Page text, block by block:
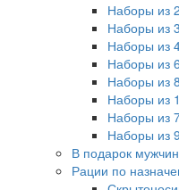
Наборы из
Наборы из
Наборы из
Наборы из
Наборы из
Наборы из
Наборы из
Наборы из
В подарок
Рации по